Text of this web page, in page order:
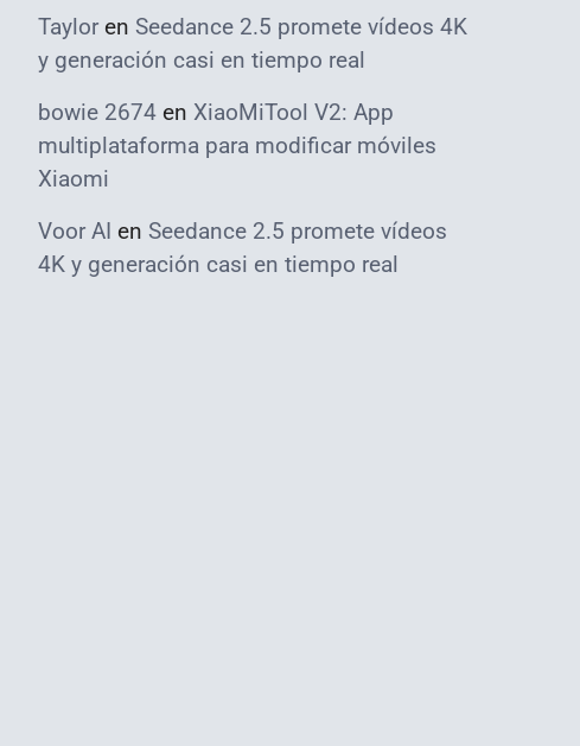
Taylor en Seedance 2.5 promete vídeos 4K
y generación casi en tiempo real
bowie 2674 en XiaoMiTool V2: App
multiplataforma para modificar móviles
Xiaomi
Voor AI en Seedance 2.5 promete vídeos
4K y generación casi en tiempo real